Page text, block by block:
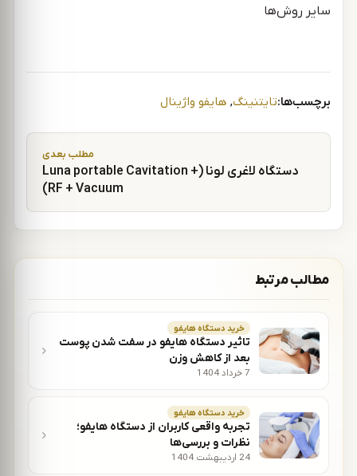
سایر روش‌ها
برچسب‌ها:تایتنینگ, هایفو واژینال
راهبری نوشته
مطلب بعدی
دستگاه لاغری لونا (Luna portable Cavitation +
RF + Vacuum)
مطالب مرتبط
خريد دستگاه هايفو
تاثیر دستگاه هایفو در سفت شدن پوست
بعد از کاهش وزن
7 خرداد 1404
خريد دستگاه هايفو
تجربه واقعی کاربران از دستگاه هایفو؛
نظرات و بررسی‌ها
24 اردیبهشت 1404